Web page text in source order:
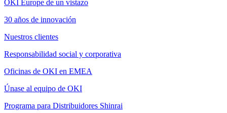
OKI Europe de un vistazo
30 años de innovación
Nuestros clientes
Responsabilidad social y corporativa
Oficinas de OKI en EMEA
Únase al equipo de OKI
Programa para Distribuidores Shinrai